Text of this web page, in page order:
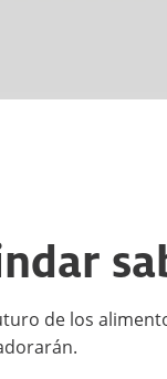
de los